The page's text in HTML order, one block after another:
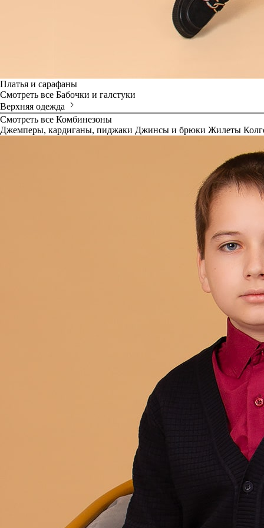
Платья и сарафаны
Смотреть все Бабочки и галстуки
Верхняя одежда
Смотреть все Комбинезоны
Джемперы, кардиганы, пиджаки Джинсы и брюки Жилеты